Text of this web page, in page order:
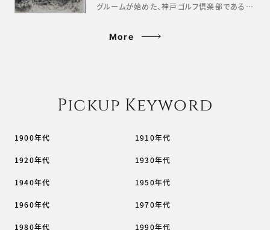
グルームが始めた、神戸ゴルフ倶楽部である…
More
Pickup Keyword
1900年代 1910年代
1920年代 1930年代
1940年代 1950年代
1960年代 1970年代
1980年代 1990年代